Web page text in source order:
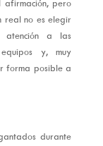
afirmación, pero
real no es elegir
a las
y, muy
forma posible a
durante